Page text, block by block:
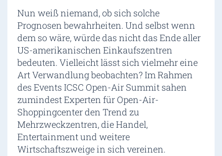
Nun weiß niemand, ob sich solche
Prognosen bewahrheiten. Und selbst wenn
dem so wäre, würde das nicht das Ende aller
US-amerikanischen Einkaufszentren
bedeuten. Vielleicht lässt sich vielmehr eine
Art Verwandlung beobachten? Im Rahmen
des Events ICSC Open-Air Summit sahen
zumindest Experten für Open-Air-
Shoppingcenter den Trend zu
Mehrzweckzentren, die Handel,
Entertainment und weitere
Wirtschaftszweige in sich vereinen.